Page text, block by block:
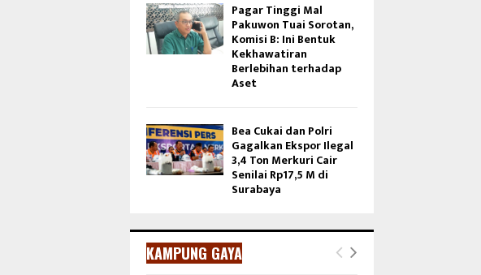
Pagar Tinggi Mal
Pakuwon Tuai Sorotan,
Komisi B: Ini Bentuk
Kekhawatiran
Berlebihan terhadap
Aset
Bea Cukai dan Polri
Gagalkan Ekspor Ilegal
3,4 Ton Merkuri Cair
Senilai Rp17,5 M di
Surabaya
KAMPUNG GAYA